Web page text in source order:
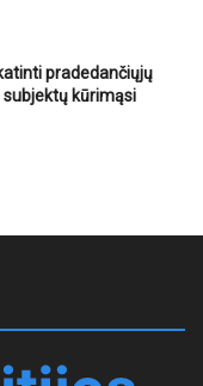
pradedančiųjų
kūrimąsi